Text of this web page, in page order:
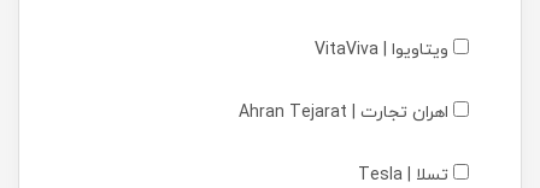
ویتاویوا | VitaViva
اهران تجارت | Ahran Tejarat
تسلا | Tesla